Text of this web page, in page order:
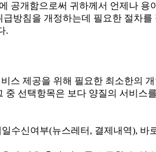
공개함으로써 귀하께서 언제나
방침을 개정하는데 필요한 절차
.
스 제공을 위해 필요한 최소한의
선택항목은 보다 양질의 서비스
수신여부(뉴스레터, 결제내역), 바